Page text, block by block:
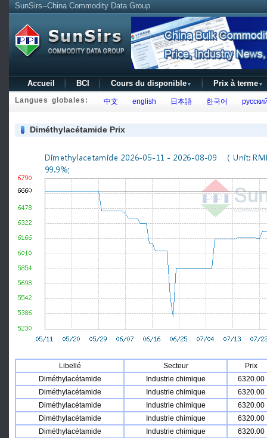
SunSirs--China Commodity Data Group
Accueil BCI Cours du disponible ▼ Prix à terme ▼
Langues globales: 中文 english 日本語 한국어
Diméthylacétamide Prix
Libellé Secteur
Prix
Diméthylacétamide
Industrie chimique
6320.00
Diméthylacétamide
Industrie chimique
6320.00
Diméthylacétamide
Industrie chimique
6320.00
Diméthylacétamide
Industrie chimique
6320.00
Diméthylacétamide
Industrie chimique
6320.00